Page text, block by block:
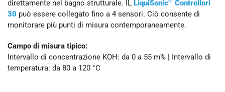
direttamente nel bagno strutturale. IL LiquiSonic
Controllori
30 può essere collegato fino a 4 sensori. Ciò consente di
monitorare più punti di misura contemporaneamente.
Campo di misura tipico:
Intervallo di concentrazione KOH: da 0 a 55 m% | Intervallo di
temperatura: da 80 a 120 °C